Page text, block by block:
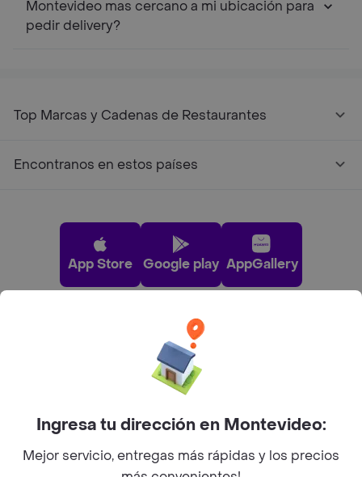
Montevideo mas cercano a mi ubicación para
pedir delivery?
Top Marcas y Cadenas de Restaurantes
Encontranos en estos países
App Store Google play AppGallery
Pide tu comida favorita cerca de ti
Ingresa tu dirección en Montevideo:
Mejor servicio, entregas más rápidas y los precios